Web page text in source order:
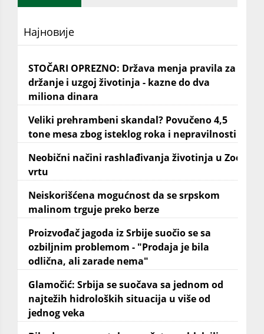
Најновије
STOČARI OPREZNO: Država menja pravila za
držanje i uzgoj životinja - kazne do dva
miliona dinara
Veliki prehrambeni skandal? Povučeno 4,5
tone mesa zbog isteklog roka i nepravilnosti
Neobični načini rashlađivanja životinja u Zoo
vrtu
Neiskorišćena mogućnost da se srpskom
malinom trguje preko berze
Proizvođač jagoda iz Srbije suočio se sa
ozbiljnim problemom - "Prodaja je bila
odlična, ali zarade nema"
Glamočić: Srbija se suočava sa jednom od
najtežih hidroloških situacija u više od
jednog veka